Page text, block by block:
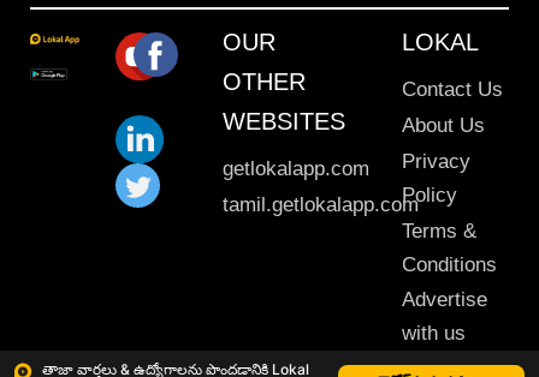
తాజా వార్తలు & ఉద్యోగాలను పొందడానికి Lokal
OUR
OTHER
WEBSITES
getlokalapp.com
tamil.getlokalapp.com
LOKAL
Contact Us
About Us
Privacy
Policy
Terms &
Conditions
Advertise
with us
Sitemap